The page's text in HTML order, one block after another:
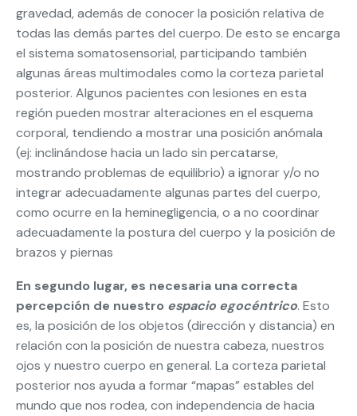
gravedad, además de conocer la posición relativa de
todas las demás partes del cuerpo. De esto se encarga
el sistema somatosensorial, participando también
algunas áreas multimodales como la corteza parietal
posterior. Algunos pacientes con lesiones en esta
región pueden mostrar alteraciones en el esquema
corporal, tendiendo a mostrar una posición anómala
(ej: inclinándose hacia un lado sin percatarse,
mostrando problemas de equilibrio) a ignorar y/o no
integrar adecuadamente algunas partes del cuerpo,
como ocurre en la heminegligencia, o a no coordinar
adecuadamente la postura del cuerpo y la posición de
brazos y piernas
En segundo lugar, es necesaria una correcta
percepción de nuestro espacio egocéntrico. Esto
es, la posición de los objetos (dirección y distancia) en
relación con la posición de nuestra cabeza, nuestros
ojos y nuestro cuerpo en general. La corteza parietal
posterior nos ayuda a formar “mapas” estables del
mundo que nos rodea, con independencia de hacia